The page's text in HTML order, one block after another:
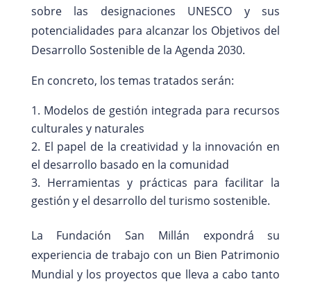
sobre las designaciones UNESCO y sus
potencialidades para alcanzar los Objetivos del
Desarrollo Sostenible de la Agenda 2030.
En concreto, los temas tratados serán:
Modelos de gestión integrada para recursos
culturales y naturales
El papel de la creatividad y la innovación en
el desarrollo basado en la comunidad
Herramientas y prácticas para facilitar la
gestión y el desarrollo del turismo sostenible.
La Fundación San Millán expondrá su
experiencia de trabajo con un Bien Patrimonio
Mundial y los proyectos que lleva a cabo tanto